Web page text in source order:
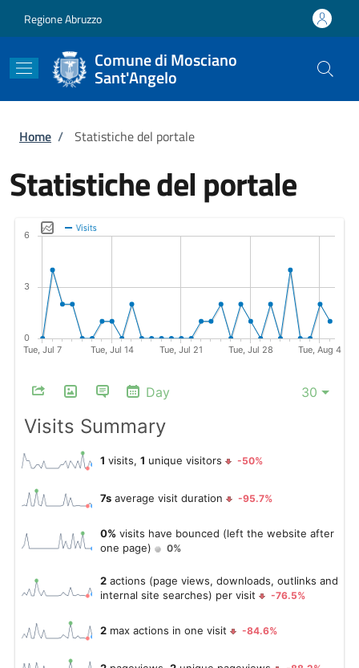
Regione Abruzzo
Comune di Mosciano
Sant'Angelo
Briciole di pane
Home / Statistiche del portale
Statistiche del portale